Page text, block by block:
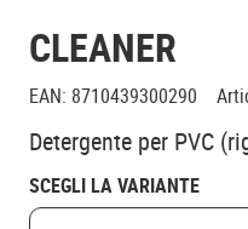
CLEANER
EAN: 8710439300290
Detergente per PVC
SCEGLI LA VARIANTE